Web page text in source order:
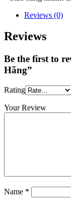
Reviews (0)
Reviews
Be the first to
Hãng”
Rating
Your Review
Name *